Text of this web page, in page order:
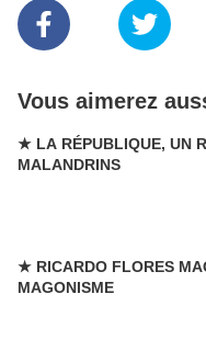
Vous aimerez
★ LA RÉPUBLIQUE, UN
MALANDRINS
★ RICARDO FLORES
MAGONISME